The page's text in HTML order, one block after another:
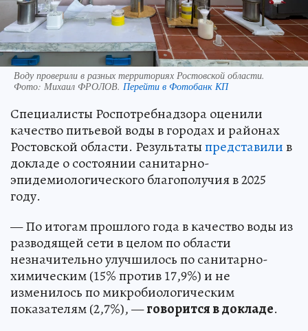
Воду проверили в разных территориях Ростовской области.
Фото: Михаил ФРОЛОВ. Перейти в Фотобанк КП
Специалисты Роспотребнадзора оценили
качество питьевой воды в городах и районах
Ростовской области. Результатыпредставилив
докладе о состоянии санитарно-
эпидемиологического благополучия в 2025
году.
— По итогам прошлого года в качество воды из
разводящей сети в целом по области
незначительно улучшилось по санитарно-
химическим (15% против 17,9%) и не
изменилось по микробиологическим
показателям (2,7%), —говорится в докладе.